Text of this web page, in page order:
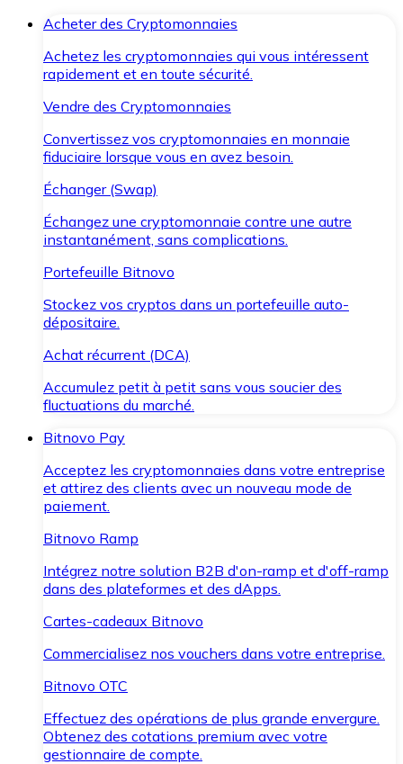
Acheter des Cryptomonnaies
Achetez les cryptomonnaies qui vous intéressent
rapidement et en toute sécurité.
Vendre des Cryptomonnaies
Convertissez vos cryptomonnaies en monnaie
fiduciaire lorsque vous en avez besoin.
Échanger (Swap)
Échangez une cryptomonnaie contre une autre
instantanément, sans complications.
Portefeuille Bitnovo
Stockez vos cryptos dans un portefeuille auto-
dépositaire.
Achat récurrent (DCA)
Accumulez petit à petit sans vous soucier des
fluctuations du marché.
Bitnovo Pay
Acceptez les cryptomonnaies dans votre entreprise
et attirez des clients avec un nouveau mode de
paiement.
Bitnovo Ramp
Intégrez notre solution B2B d'on-ramp et d'off-ramp
dans des plateformes et des dApps.
Cartes-cadeaux Bitnovo
Commercialisez nos vouchers dans votre entreprise.
Bitnovo OTC
Effectuez des opérations de plus grande envergure.
Obtenez des cotations premium avec votre
gestionnaire de compte.